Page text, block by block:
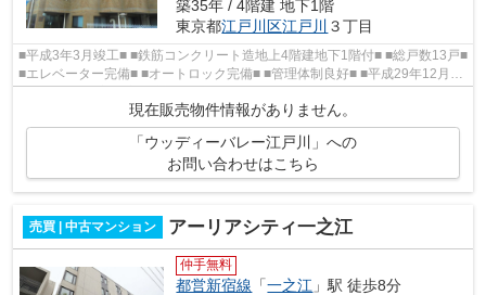
築35年 / 4階建 地下1階
東京都江戸川区江戸川 ３丁目
■平成3年3月竣工■ ■鉄筋コンクリート造地上4階建地下1階付■ ■総戸数13戸■
■エレベーター完備■ ■オートロック完備■ ■管理体制良好■ ■平成29年12月大
現在販売物件情報がありません。
「ウッディーバレー江戸川」への
お問い合わせはこちら
売買 | 中古マンション アーリアシティ一之江
仲手無料
都営新宿線 「一之江 」駅 徒歩8分